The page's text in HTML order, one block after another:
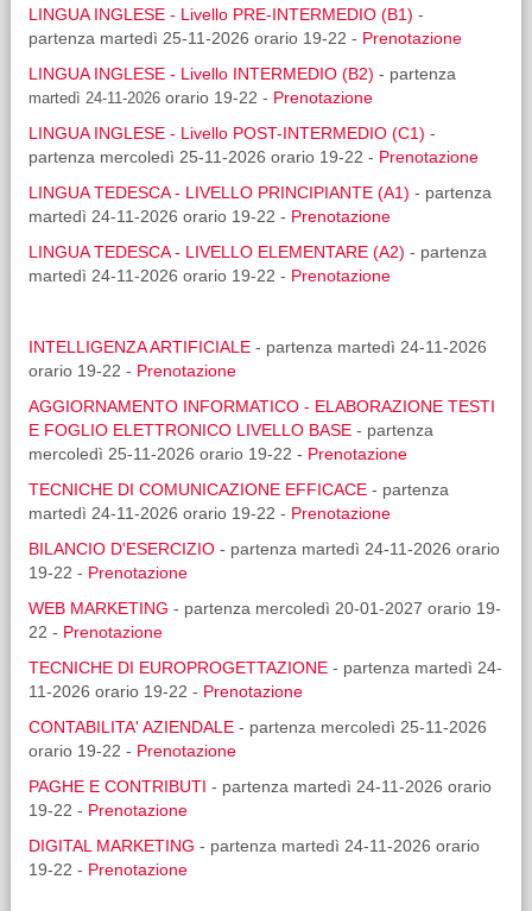
LINGUA INGLESE - Livello PRE-INTERMEDIO (B1) -
partenza martedì 25-11-2026 orario 19-22 - Prenotazione
LINGUA INGLESE - Livello INTERMEDIO (B2) - partenza
martedì 24-11-2026orario 19-22 - Prenotazione
LINGUA INGLESE - Livello POST-INTERMEDIO (C1) -
partenza mercoledì 25-11-2026 orario 19-22 - Prenotazione
LINGUA TEDESCA - LIVELLO PRINCIPIANTE (A1) - partenza
martedì 24-11-2026 orario 19-22 - Prenotazione
LINGUA TEDESCA - LIVELLO ELEMENTARE (A2) - partenza
martedì 24-11-2026 orario 19-22 - Prenotazione
INTELLIGENZA ARTIFICIALE- partenza martedì 24-11-2026
orario 19-22 - Prenotazione
AGGIORNAMENTO INFORMATICO - ELABORAZIONE TESTI
E FOGLIO ELETTRONICO LIVELLO BASE- partenza
mercoledì 25-11-2026 orario 19-22 - Prenotazione
TECNICHE DI COMUNICAZIONE EFFICACE- partenza
martedì 24-11-2026 orario 19-22 - Prenotazione
BILANCIO D'ESERCIZIO- partenza martedì 24-11-2026 orario
19-22 - Prenotazione
WEB MARKETING - partenza mercoledì 20-01-2027 orario 19-
22 - Prenotazione
TECNICHE DI EUROPROGETTAZIONE- partenza martedì 24-
11-2026 orario 19-22 - Prenotazione
CONTABILITA' AZIENDALE- partenza mercoledì 25-11-2026
orario 19-22 - Prenotazione
PAGHE E CONTRIBUTI - partenza martedì 24-11-2026 orario
19-22 - Prenotazione
DIGITAL MARKETING - partenza martedì 24-11-2026 orario
19-22 - Prenotazione